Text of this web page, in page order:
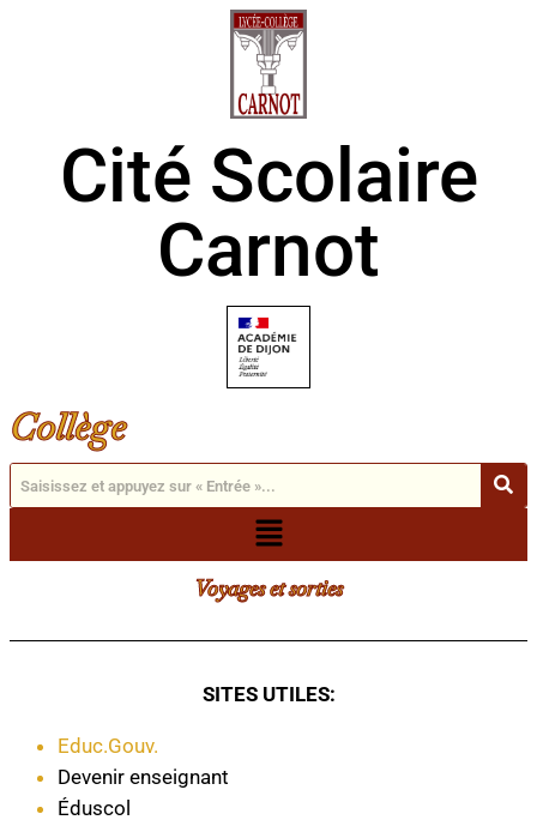
Cité Scolaire
Carnot
Collège
Voyages et sorties
SITES UTILES:
Educ.Gouv.
Devenir enseignant
Éduscol